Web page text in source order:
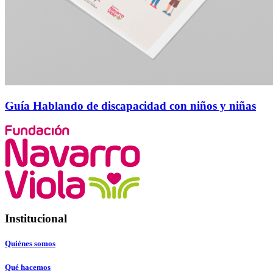
Guía Hablando de discapacidad con niños y niñas
Institucional
Quiénes somos
Qué hacemos